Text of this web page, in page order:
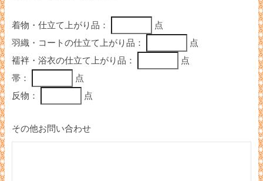
着物・仕立て上がり品：
点
羽織・コートの仕立て上がり品：
点
襦袢・浴衣の仕立て上がり品：
点
帯：
点
反物：
点
その他お問い合わせ